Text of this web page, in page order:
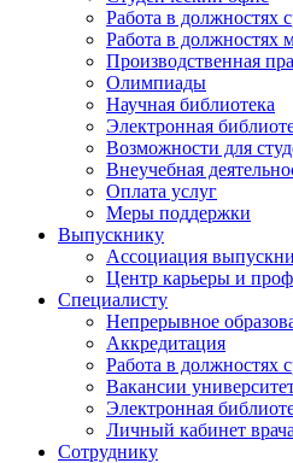
Работа в должностях
Работа в должностях
Производственная
Олимпиады
Научная библиотека
Электронная
Возможности для
Внеучебная
Оплата услуг
Меры поддержки
Выпускнику
Ассоциация
Центр карьеры и
Специалисту
Непрерывное
Аккредитация
Работа в должностях
Вакансии
Электронная
Личный кабинет врача
Сотруднику